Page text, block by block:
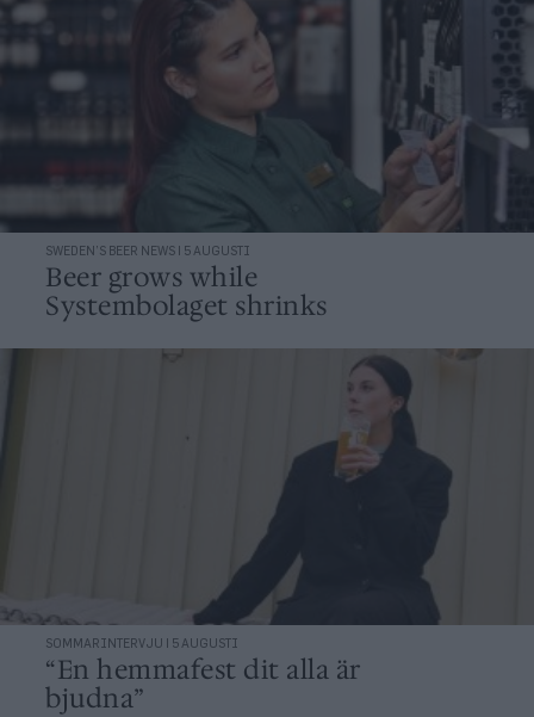
SWEDEN’S BEER NEWS | 5 AUGUSTI
Beer grows while
Systembolaget shrinks
SOMMARINTERVJU | 5 AUGUSTI
“En hemmafest dit alla är
bjudna”